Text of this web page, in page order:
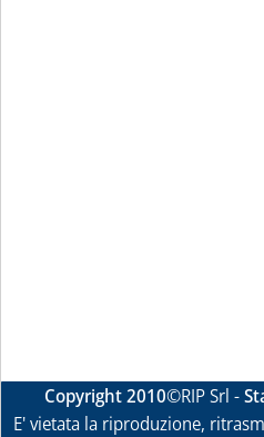
Copyright 2010©RIP Srl -
E' vietata la riproduzione,